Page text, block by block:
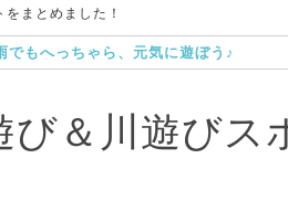
まとめました！
でもへっちゃら、元気に遊ぼう♪
び＆川遊びス